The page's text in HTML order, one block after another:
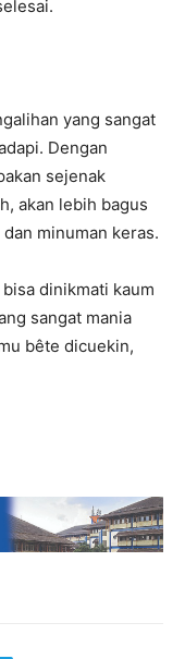
yang sangat
Dengan
sejenak
akan lebih bagus
minuman keras.
dinikmati kaum
sangat mania
bête dicuekin,